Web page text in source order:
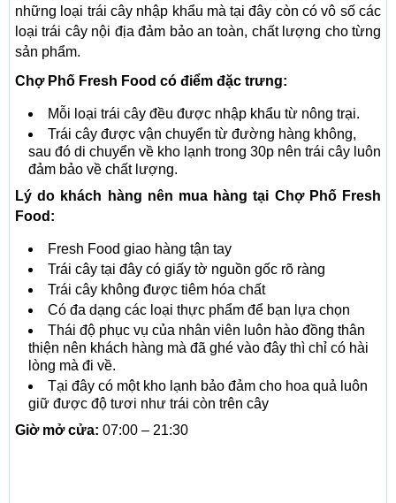
những loại trái cây nhập khẩu mà tại đây còn có vô số các
loại trái cây nội địa đảm bảo an toàn, chất lượng cho từng
sản phẩm.
Chợ Phố Fresh Food có điểm đặc trưng:
Mỗi loại trái cây đều được nhập khẩu từ nông trại.
Trái cây được vận chuyển từ đường hàng không,
sau đó di chuyển về kho lạnh trong 30p nên trái cây luôn
đảm bảo về chất lượng.
Lý do khách hàng nên mua hàng tại Chợ Phố Fresh
Food:
Fresh Food giao hàng tận tay
Trái cây tại đây có giấy tờ nguồn gốc rõ ràng
Trái cây không được tiêm hóa chất
Có đa dạng các loại thực phẩm để bạn lựa chọn
Thái độ phục vụ của nhân viên luôn hào đồng thân
thiện nên khách hàng mà đã ghé vào đây thì chỉ có hài
lòng mà đi về.
Tại đây có một kho lạnh bảo đảm cho hoa quả luôn
giữ được độ tươi như trái còn trên cây
Giờ mở cửa: 07:00 – 21:30